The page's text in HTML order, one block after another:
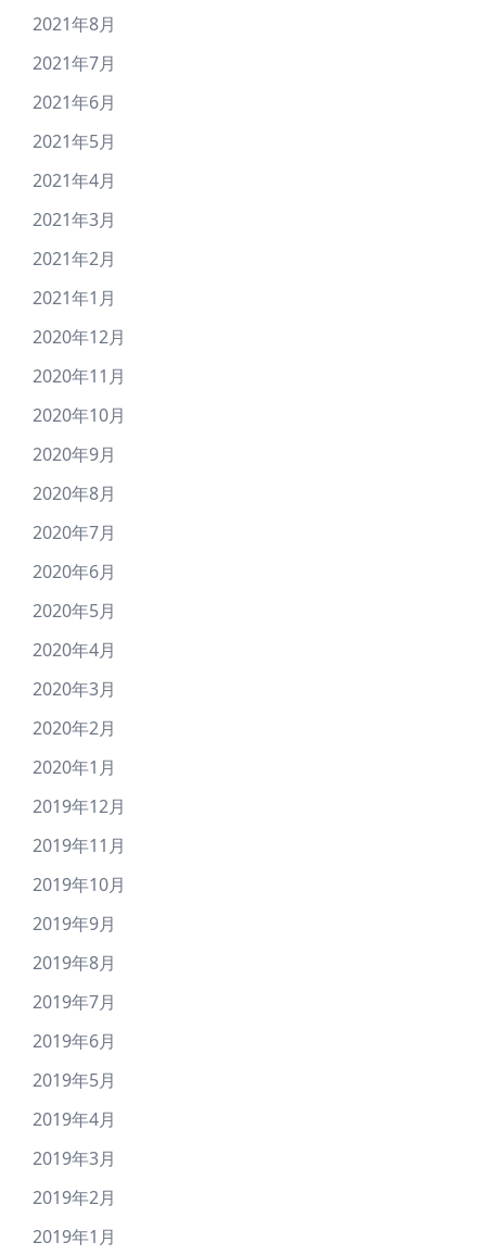
2021年8月
2021年7月
2021年6月
2021年5月
2021年4月
2021年3月
2021年2月
2021年1月
2020年12月
2020年11月
2020年10月
2020年9月
2020年8月
2020年7月
2020年6月
2020年5月
2020年4月
2020年3月
2020年2月
2020年1月
2019年12月
2019年11月
2019年10月
2019年9月
2019年8月
2019年7月
2019年6月
2019年5月
2019年4月
2019年3月
2019年2月
2019年1月